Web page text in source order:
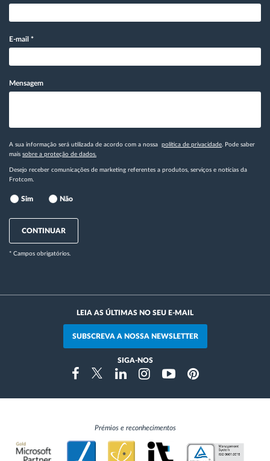
E-mail *
Mensagem
A sua informação será utilizada de acordo com a nossa política de privacidade. Pode saber
mais sobre a proteção de dados.
Desejo receber comunicações de marketing referentes a produtos, serviços e notícias da
Frotcom.
Sim Não
CONTINUAR
* Campos obrigatórios.
LEIA AS ÚLTIMAS NO SEU E-MAIL
SUBSCREVA A NOSSA NEWSLETTER
SIGA-NOS
FacebookTwitterLinkedinInstragramYoutubePinterest
Prémios e reconhecimentos